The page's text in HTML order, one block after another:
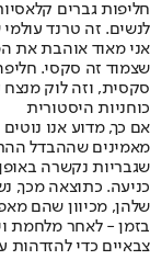
חליפות גברים
לנשים. זה טרנד
אני מאוד אוהבת את
שצמוד זה סקסי.
סקסית, וזה לוק
כוחניות היסטורית
אם כך, מדוע אנו
מאמינים שההבדל
שגבריות נקשרה
כניעה. כתוצאה מכך,
שלהן, מכיוון שהם
בזמן - לאחר מלחמת
צבאיים כדי להזדהות